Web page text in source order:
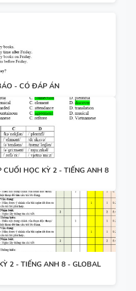
- CÓ ĐÁP ÁN
CUỐI HỌC KỲ 2 - TIẾNG ANH 8
2 - TIẾNG ANH 8 - GLOBAL